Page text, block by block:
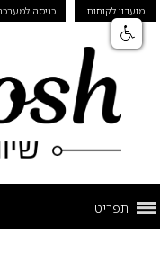
מועדון לקוחות כניסה
תפריט